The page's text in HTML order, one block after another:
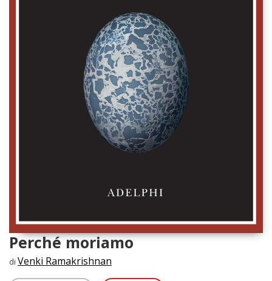
Perché moriamo
di Venki Ramakrishnan